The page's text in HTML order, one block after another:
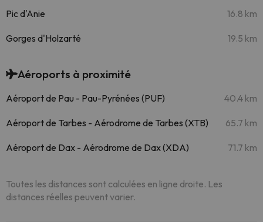
Pic d'Anie 16.8 km
Gorges d'Holzarté 19.5 km
Aéroports à proximité
Aéroport de Pau - Pau-Pyrénées (PUF) 40.4 km
Aéroport de Tarbes - Aérodrome de Tarbes (XTB) 65.7 km
Aéroport de Dax - Aérodrome de Dax (XDA) 71.7 km
Toutes les distances sont calculées en ligne droite. Les
distances réelles peuvent varier.